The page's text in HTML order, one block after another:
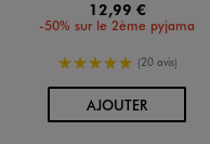
12,99 €
-50% sur le 2ème pyjama
5/5 de moyenne
(20 avis)
AJOUTERAU PANIER